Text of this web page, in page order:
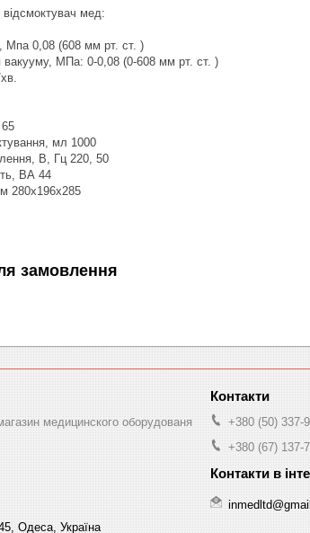
відсмоктувач мед:
Мпа 0,08 (608 мм рт. ст. )
вакууму, МПа: 0-0,08 (0-608 мм рт. ст. )
мл 1000
В, Гц 220, 50
ВА 44
280х196х285
замовлення
медицинского оборудованя
Одеса, Україна
+380 (50) 337-
+380 (67) 137-